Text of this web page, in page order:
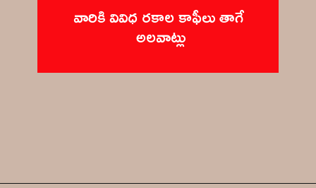
వారికి వివిధ రకాల కాఫీలు తాగే
అలవాట్లు